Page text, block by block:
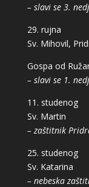
– slavi se 3.
29. rujna
Sv. Mihovil,
Gospa od
– slavi se 1.
11. studenog
Sv. Martin
– zaštitnik
25. studenog
Sv. Katarina
– nebeska